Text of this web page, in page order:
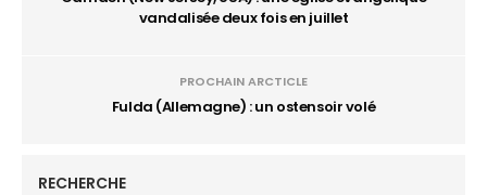
vandalisée deux fois en juillet
PROCHAIN ARCTICLE
Fulda (Allemagne) : un ostensoir volé
RECHERCHE